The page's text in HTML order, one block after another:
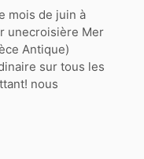
mois de juin à
unecroisière Mer
Antique)
sur tous les
nous